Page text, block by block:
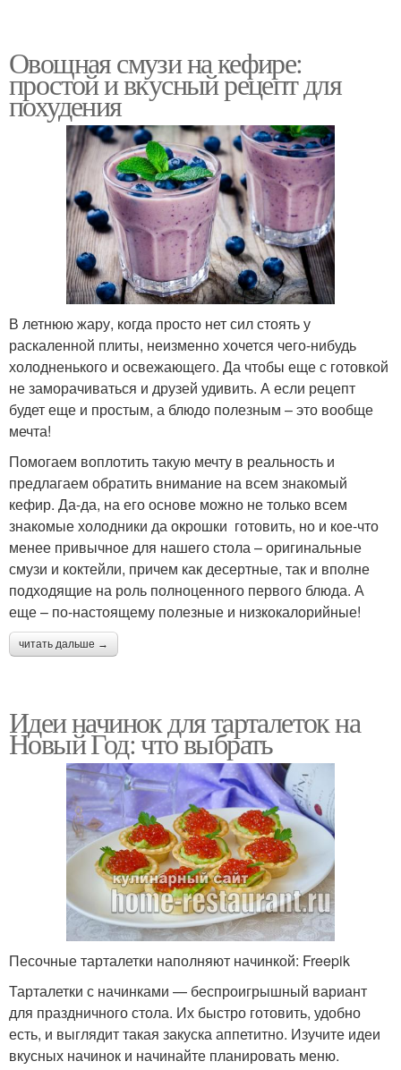
Овощная смузи на кефире:
простой и вкусный рецепт для
похудения
В летнюю жару, когда просто нет сил стоять у
раскаленной плиты, неизменно хочется чего-нибудь
холодненького и освежающего. Да чтобы еще с готовкой
не заморачиваться и друзей удивить. А если рецепт
будет еще и простым, а блюдо полезным – это вообще
мечта!
Помогаем воплотить такую мечту в реальность и
предлагаем обратить внимание на всем знакомый
кефир. Да-да, на его основе можно не только всем
знакомые холодники да окрошки готовить, но и кое-что
менее привычное для нашего стола – оригинальные
смузи и коктейли, причем как десертные, так и вполне
подходящие на роль полноценного первого блюда. А
еще – по-настоящему полезные и низкокалорийные!
читать дальше →
Идеи начинок для тарталеток на
Новый Год: что выбрать
Песочные тарталетки наполняют начинкой: Freepik
Тарталетки с начинками — беспроигрышный вариант
для праздничного стола. Их быстро готовить, удобно
есть, и выглядит такая закуска аппетитно. Изучите идеи
вкусных начинок и начинайте планировать меню.